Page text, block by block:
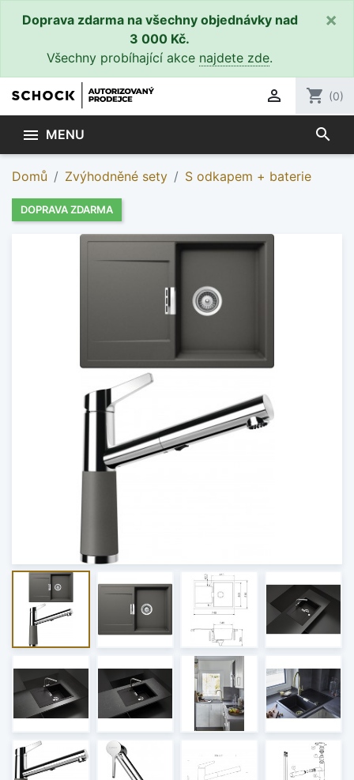
Doprava zdarma na všechny objednávky nad
3 000 Kč.
Všechny probíhající akce najdete zde.
×
 shopping_cart (0)
 MENU search
Domů Zvýhodněné sety S odkapem + baterie
DOPRAVA ZDARMA